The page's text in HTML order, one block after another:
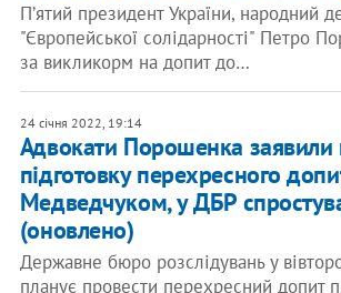
Пʼятий президент України, народний
"Європейської солідарності" Петро
за викликорм на допит до…
24 січня 2022, 19:14
Адвокати Порошенка заявили
підготовку перехресного
Медведчуком, у ДБР
(оновлено)
Державне бюро розслідувань у
планує провести перехресний допит